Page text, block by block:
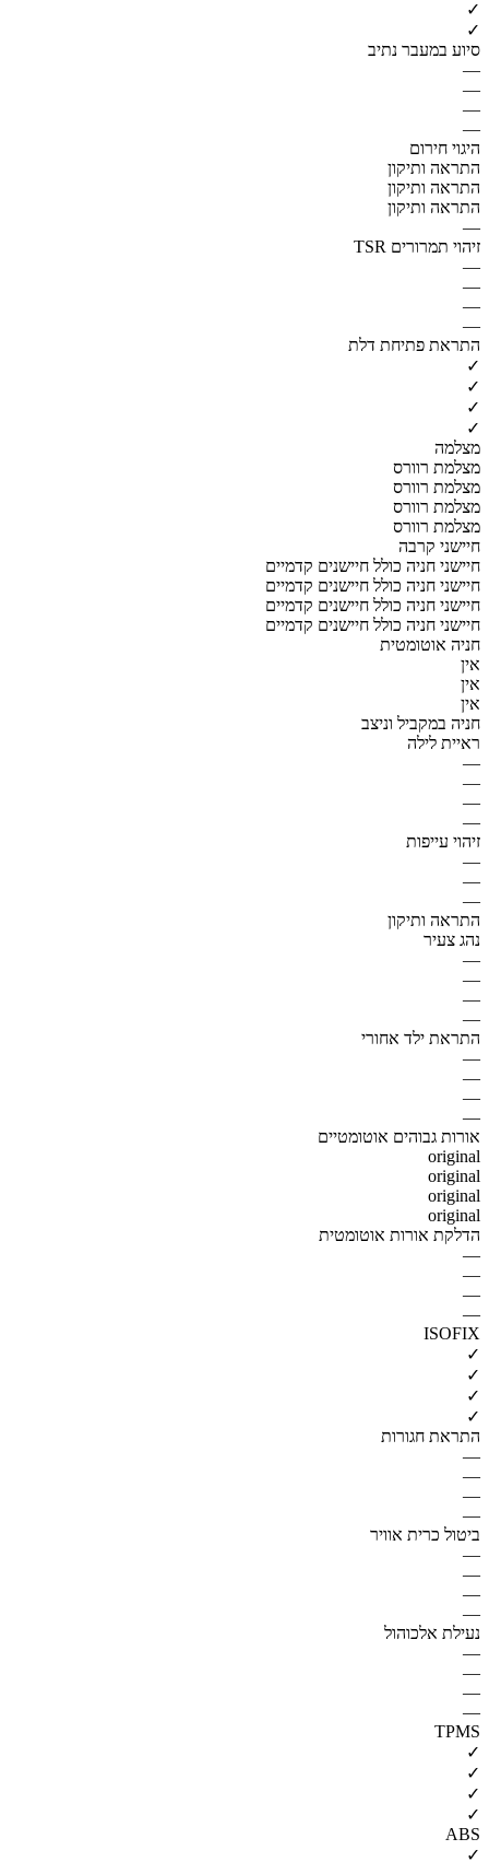
✓
✓
סיוע במעבר נתיב
—
—
—
—
היגוי חירום
התראה ותיקון
התראה ותיקון
התראה ותיקון
—
זיהוי תמרורים TSR
—
—
—
—
התראת פתיחת דלת
✓
✓
✓
✓
מצלמה
מצלמת רוורס
מצלמת רוורס
מצלמת רוורס
מצלמת רוורס
חיישני קרבה
חיישני חניה כולל חיישנים קדמיים
חיישני חניה כולל חיישנים קדמיים
חיישני חניה כולל חיישנים קדמיים
חיישני חניה כולל חיישנים קדמיים
חניה אוטומטית
אין
אין
אין
חניה במקביל וניצב
ראיית לילה
—
—
—
—
זיהוי עייפות
—
—
—
התראה ותיקון
נהג צעיר
—
—
—
—
התראת ילד אחורי
—
—
—
—
אורות גבוהים אוטומטיים
original
original
original
original
הדלקת אורות אוטומטית
—
—
—
—
ISOFIX
✓
✓
✓
✓
התראת חגורות
—
—
—
—
ביטול כרית אוויר
—
—
—
—
נעילת אלכוהול
—
—
—
—
TPMS
✓
✓
✓
✓
ABS
✓